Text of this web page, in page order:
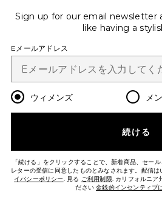
$1,263 前の価格:
$1,418
Change
ja USD
改善にご協力ください！
カスタマーサービス
Sign up for our email newsletter
like having a
Eメールアドレス
ウィメンズ メ
続ける
「続ける」をクリックすることで、新着商品、セー
レターの受信に同意したものとみなされます。配信
イバシーポリシー. 見る ご利用制限. カリフォルニア
ださい金銭的インセンティブ